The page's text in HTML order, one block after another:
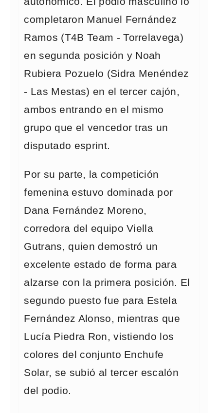
completaron Manuel Fernández
Ramos (T4B Team - Torrelavega)
en segunda posición y Noah
Rubiera Pozuelo (Sidra Menéndez
- Las Mestas) en el tercer cajón,
ambos entrando en el mismo
grupo que el vencedor tras un
disputado esprint.
Por su parte, la competición
femenina estuvo dominada por
Dana Fernández Moreno,
corredora del equipo Viella
Gutrans, quien demostró un
excelente estado de forma para
alzarse con la primera posición. El
segundo puesto fue para Estela
Fernández Alonso, mientras que
Lucía Piedra Ron, vistiendo los
colores del conjunto Enchufe
Solar, se subió al tercer escalón
del podio.